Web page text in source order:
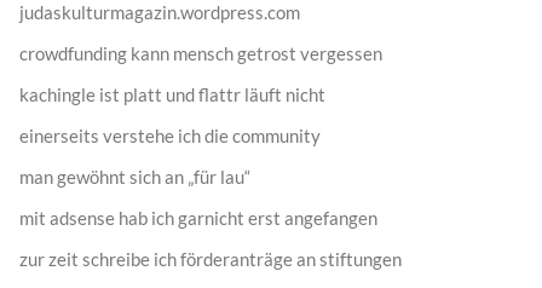
judaskulturmagazin.wordpress.com
crowdfunding kann mensch getrost vergessen
kachingle ist platt und flattr läuft nicht
einerseits verstehe ich die community
man gewöhnt sich an „für lau“
mit adsense hab ich garnicht erst angefangen
zur zeit schreibe ich förderanträge an stiftungen